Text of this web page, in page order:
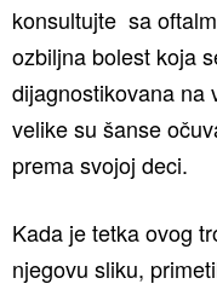
konsultujte sa
ozbiljna bolest koja
dijagnostikovana na
velike su šanse
prema svojoj deci.
Kada je tetka ovog
njegovu sliku,